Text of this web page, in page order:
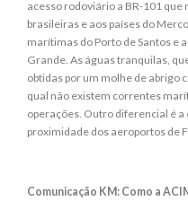
acesso rodoviário a BR-101
brasileiras e aos países do
marítimas do Porto de Santos e
Grande. As águas tranquilas,
obtidas por um molhe de abrigo
qual não existem correntes
operações. Outro diferencial é
proximidade dos aeroportos de
Comunicação KM: Como a